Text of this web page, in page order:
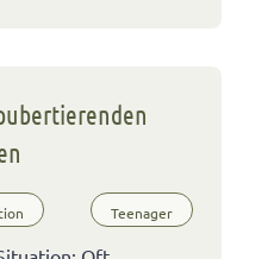
Teenager